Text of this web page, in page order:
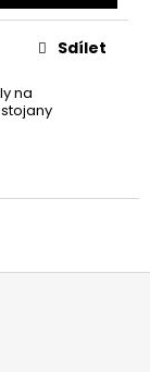
na
Sdílet